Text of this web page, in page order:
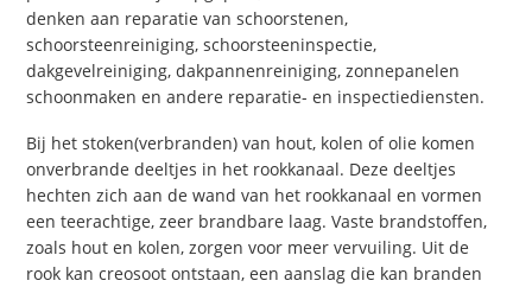
denken aan reparatie van schoorstenen,
schoorsteenreiniging, schoorsteeninspectie,
dakgevelreiniging, dakpannenreiniging, zonnepanelen
schoonmaken en andere reparatie- en inspectiediensten.
Bij het stoken(verbranden) van hout, kolen of olie komen
onverbrande deeltjes in het rookkanaal. Deze deeltjes
hechten zich aan de wand van het rookkanaal en vormen
een teerachtige, zeer brandbare laag. Vaste brandstoffen,
zoals hout en kolen, zorgen voor meer vervuiling. Uit de
rook kan creosoot ontstaan, een aanslag die kan branden